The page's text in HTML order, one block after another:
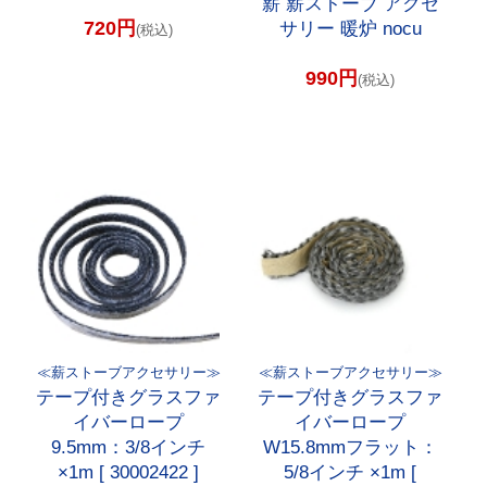
720円(税込)
サリー 暖炉 nocu
990円(税込)
≪薪ストーブアクセサリー≫
テープ付きグラスファ
イバーロープ
9.5mm：3/8インチ
×1m [ 30002422 ]
≪薪ストーブアクセサリー≫
テープ付きグラスファ
イバーロープ
W15.8mmフラット：
5/8インチ ×1m [